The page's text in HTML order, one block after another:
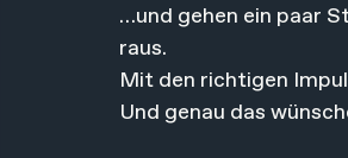
…und gehen ein paar
raus.
Mit den richtigen
Und genau das